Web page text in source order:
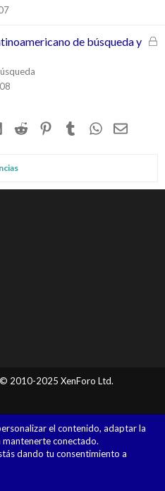
C
de búsqueda y
LinkedIn
Reddit Pinterest
TumblrWhatsApp
Email
© 2010-2025 XenForo Ltd.
el contenido, adaptar la
mantenerte conectado.
dando tu consentimiento a